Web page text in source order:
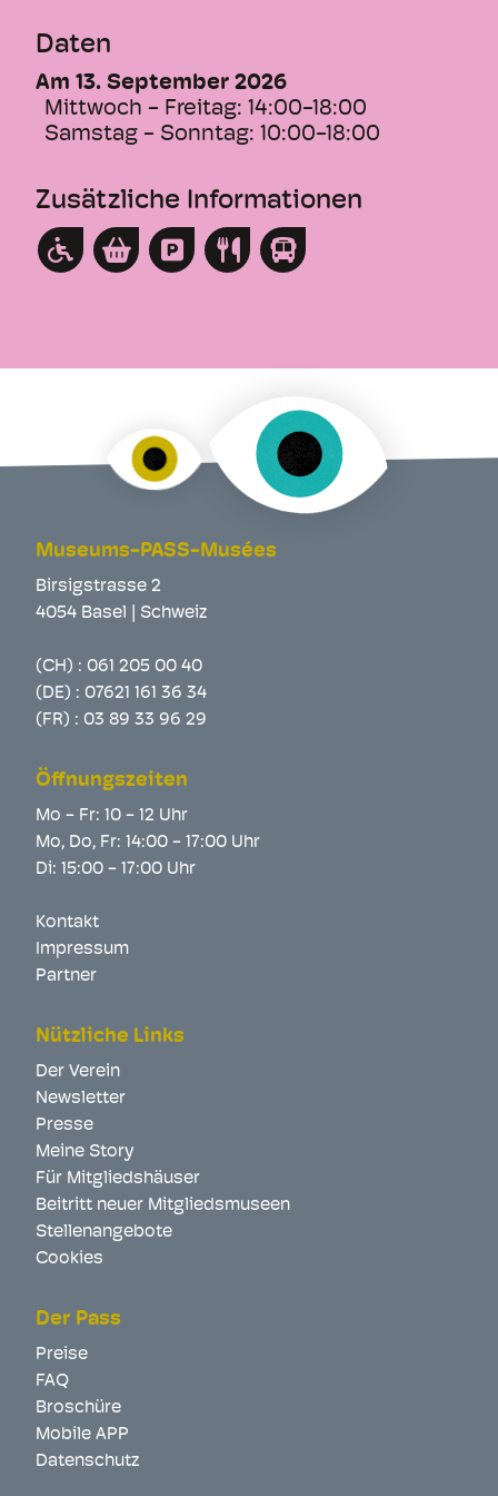
Daten
Am 13. September 2026
Mittwoch - Freitag: 14:00-18:00
Samstag - Sonntag: 10:00-18:00
Zusätzliche Informationen
Museums-PASS-Musées
Birsigstrasse 2
4054 Basel | Schweiz
(CH) : 061 205 00 40
(DE) : 07621 161 36 34
(FR) : 03 89 33 96 29
Öffnungszeiten
Mo - Fr: 10 - 12 Uhr
Mo, Do, Fr: 14:00 - 17:00 Uhr
Di: 15:00 - 17:00 Uhr
Kontakt
Impressum
Partner
Nützliche Links
Der Verein
Newsletter
Presse
Meine Story
Für Mitgliedshäuser
Beitritt neuer Mitgliedsmuseen
Stellenangebote
Cookies
Der Pass
Preise
FAQ
Broschüre
Mobile APP
Datenschutz